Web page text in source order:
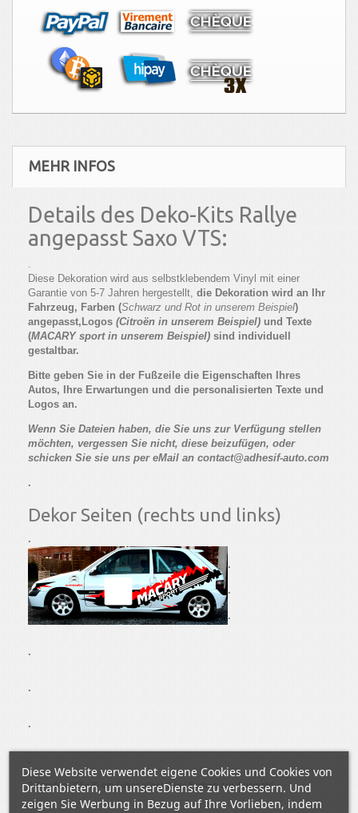
MEHR INFOS
Details des Deko-Kits Rallye
angepasst Saxo VTS:
.
Diese Dekoration wird aus selbstklebendem Vinyl mit einer
Garantie von 5-7 Jahren hergestellt, die Dekoration wird an Ihr
Fahrzeug, Farben (Schwarz und Rot in unserem Beispiel)
angepasst, Logos (Citroën in unserem Beispiel) und Texte
(MACARY sport in unserem Beispiel) sind individuell
gestaltbar.
Bitte geben Sie in der Fußzeile die Eigenschaften Ihres
Autos, Ihre Erwartungen und die personalisierten Texte und
Logos an.
Wenn Sie Dateien haben, die Sie uns zur Verfügung stellen
möchten, vergessen Sie nicht, diese beizufügen, oder
schicken Sie sie uns per eMail an contact@adhesif-auto.com
.
Dekor Seiten (rechts und links)
.
.
.
.
.
.
.
2 Streifen 255x70 cm (über alles)Zwei Farben zur Auswahl
.
Diese Website verwendet eigene Cookies und Cookies von
Drittanbietern, um unsereDienste zu verbessern. Und
zeigen Sie Werbung in Bezug auf Ihre Vorlieben, indem